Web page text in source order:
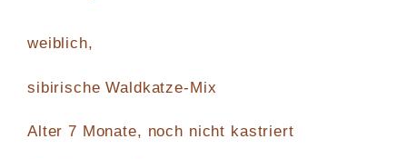
weiblich,
sibirische Waldkatze-Mix
Alter 7 Monate, noch nicht kastriert